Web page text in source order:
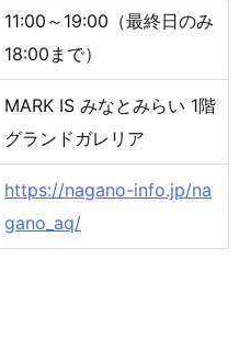
11:00～19:00（最終日のみ
18:00まで）
MARK IS みなとみらい 1階
グランドガレリア
https://nagano-info.jp/na
gano_aq/